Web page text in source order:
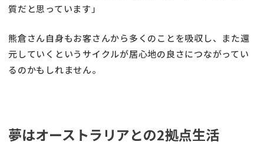
質だと思っています」
熊倉さん自身もお客さんから多くのことを吸収し、また還
元していくというサイクルが居心地の良さにつながってい
るのかもしれません。
夢はオーストラリアとの2拠点生活